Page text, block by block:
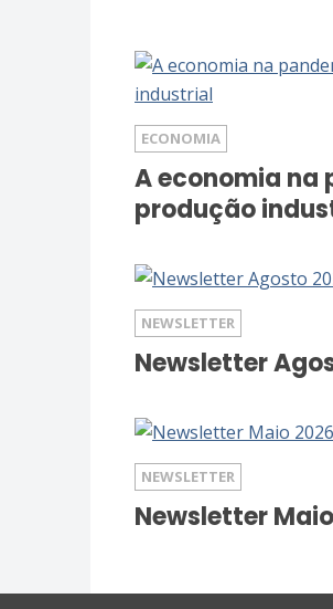
ECONOMIA
A economia na
produção
NEWSLETTER
Newsletter
NEWSLETTER
Newsletter